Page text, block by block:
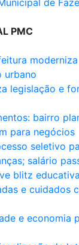
de
PMC
urbano
legislação e
bairro
para negócios
seletivo
salário
blitz
e cuidados
e economia